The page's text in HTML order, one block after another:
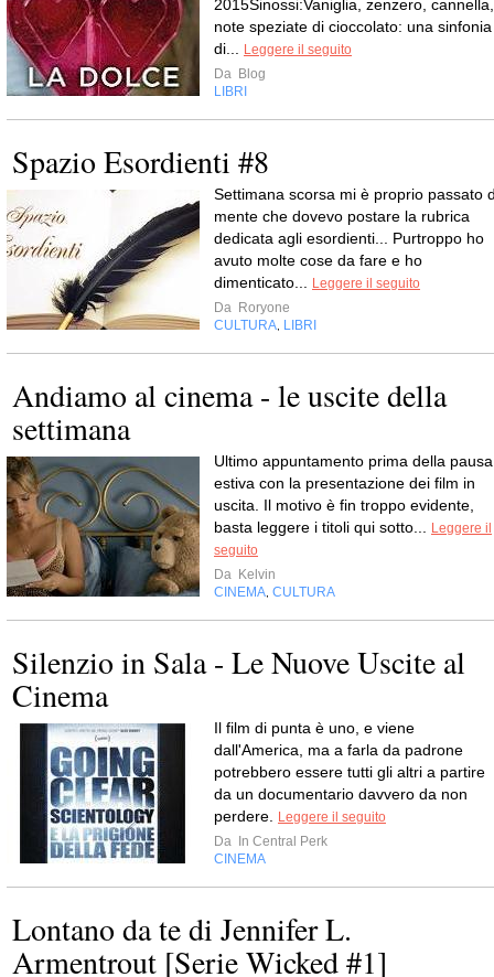
2015Sinossi:Vaniglia, zenzero, cannella,
note speziate di cioccolato: una sinfonia
di...
Leggere il seguito
Da Blog
LIBRI
Spazio Esordienti #8
Settimana scorsa mi è proprio passato
mente che dovevo postare la rubrica
dedicata agli esordienti... Purtroppo ho
avuto molte cose da fare e ho
dimenticato...
Leggere il seguito
Da Roryone
CULTURA LIBRI
Andiamo al cinema - le uscite della
settimana
Ultimo appuntamento prima della pausa
estiva con la presentazione dei film in
uscita. Il motivo è fin troppo evidente,
basta leggere i titoli qui sotto...
Leggere il
seguito
Da Kelvin
CINEMA CULTURA
Silenzio in Sala - Le Nuove Uscite al
Cinema
Il film di punta è uno, e viene
dall'America, ma a farla da padrone
potrebbero essere tutti gli altri a partire
da un documentario davvero da non
perdere.
Leggere il seguito
Da
In Central Perk
CINEMA
Lontano da te di Jennifer L.
Armentrout [Serie Wicked #1]